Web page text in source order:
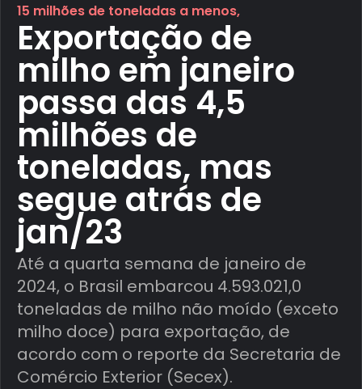
15 milhões de toneladas a menos,
Exportação de
milho em janeiro
passa das 4,5
milhões de
toneladas, mas
segue atrás de
jan/23
Até a quarta semana de janeiro de
2024, o Brasil embarcou 4.593.021,0
toneladas de milho não moído (exceto
milho doce) para exportação, de
acordo com o reporte da Secretaria de
Comércio Exterior (Secex).